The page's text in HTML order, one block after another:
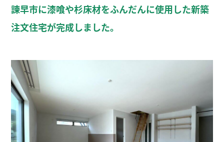
諫早市に漆喰や杉床材をふんだんに使用した新築
注文住宅が完成しました。